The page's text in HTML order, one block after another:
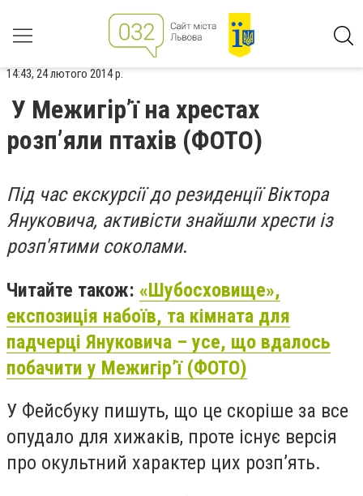
14:43, 24 лютого 2014 р.
У Межигір’ї на хрестах
розп’яли птахів (ФОТО)
Під час екскурсії до резиденції Віктора
Януковича, активісти знайшли хрести із
розп'ятими соколами.
Читайте також: «Шубосховище»,
експозиція набоїв, та кімната для
падчерці Януковича – усе, що вдалось
побачити у Межигір’ї (ФОТО)
У Фейсбуку пишуть, що це скоріше за все
опудало для хижаків, проте існує версія
про окультний характер цих розп’ять.